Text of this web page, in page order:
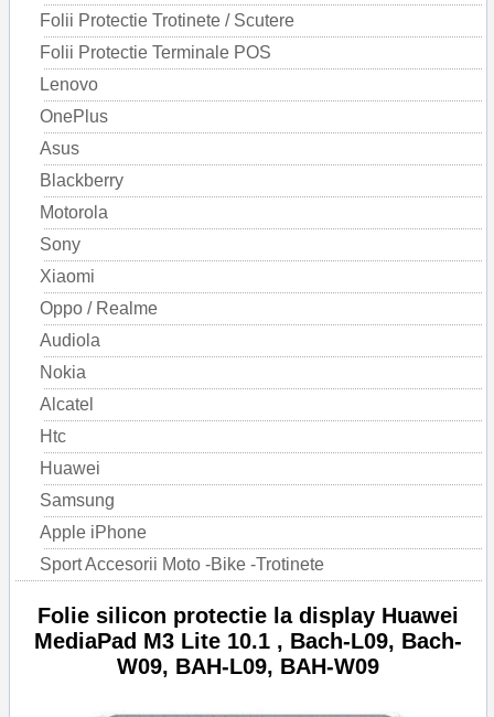
Folii Protectie Trotinete / Scutere
Folii Protectie Terminale POS
Lenovo
OnePlus
Asus
Blackberry
Motorola
Sony
Xiaomi
Oppo / Realme
Audiola
Nokia
Alcatel
Htc
Huawei
Samsung
Apple iPhone
Sport Accesorii Moto -Bike -Trotinete
Folie silicon protectie la display Huawei
MediaPad M3 Lite 10.1 , Bach-L09, Bach-
W09, BAH-L09, BAH-W09